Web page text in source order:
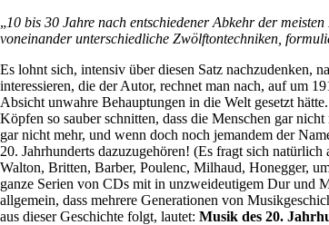
„10 bis 30 Jahre nach entschiedener Abkehr der
voneinander unterschiedliche Zwölftontechniken,
Es lohnt sich, intensiv über diesen Satz nachzudenken,
interessieren, die der Autor, rechnet man nach, auf um
Absicht unwahre Behauptungen in die Welt gesetzt
Köpfen so sauber schnitten, dass die Menschen gar
gar nicht mehr, und wenn doch noch jemandem der
20. Jahrhunderts dazuzugehören! (Es fragt sich
Walton, Britten, Barber, Poulenc, Milhaud, Honegger,
ganze Serien von CDs mit in unzweideutigem Dur und
allgemein, dass mehrere Generationen von
aus dieser Geschichte folgt, lautet: Musik des 20.